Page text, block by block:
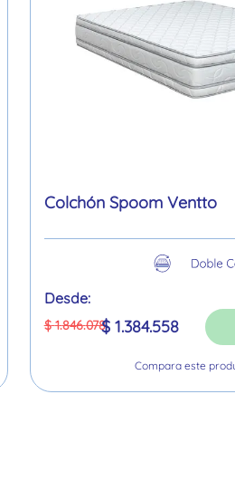
Colchón Spoom Ventto
Desde:
$ 1.846.078$ 1.384.558